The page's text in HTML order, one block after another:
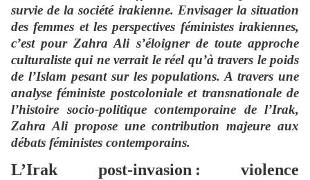
survie de la société irakienne. Envisager la situation
des femmes et les perspectives féministes irakiennes,
c’est pour Zahra Ali s’éloigner de toute approche
culturaliste qui ne verrait le réel qu’à travers le poids
de l’Islam pesant sur les populations. A travers une
analyse féministe postcoloniale et transnationale de
l’histoire socio-politique contemporaine de l’Irak,
Zahra Ali propose une contribution majeure aux
débats féministes contemporains.
L’Irak post-invasion : violence